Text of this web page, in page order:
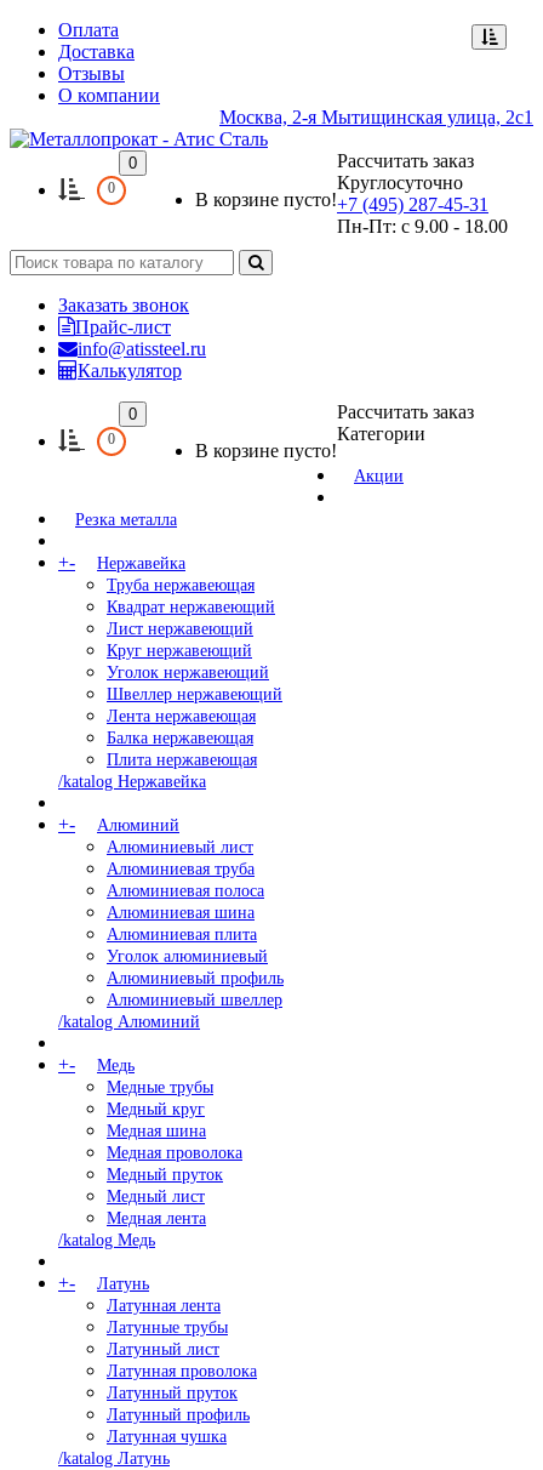
Оплата
Доставка
Отзывы
О компании
Москва, 2-я Мытищинская улица, 2с1
0
0
В корзине пусто!
Рассчитать заказ
Круглосуточно
+7 (495) 287-45-31
Пн-Пт: с 9.00 - 18.00
Заказать звонок
Прайс-лист
info@atissteel.ru
Калькулятор
0
0
В корзине пусто!
Рассчитать заказ
Категории
Акции
Резка металла
+-
Нержавейка
Труба нержавеющая
Квадрат нержавеющий
Лист нержавеющий
Круг нержавеющий
Уголок нержавеющий
Швеллер нержавеющий
Лента нержавеющая
Балка нержавеющая
Плита нержавеющая
/katalog Нержавейка
+-
Алюминий
Алюминиевый лист
Алюминиевая труба
Алюминиевая полоса
Алюминиевая шина
Алюминиевая плита
Уголок алюминиевый
Алюминиевый профиль
Алюминиевый швеллер
/katalog Алюминий
+-
Медь
Медные трубы
Медный круг
Медная шина
Медная проволока
Медный пруток
Медный лист
Медная лента
/katalog Медь
+-
Латунь
Латунная лента
Латунные трубы
Латунный лист
Латунная проволока
Латунный пруток
Латунный профиль
Латунная чушка
/katalog Латунь